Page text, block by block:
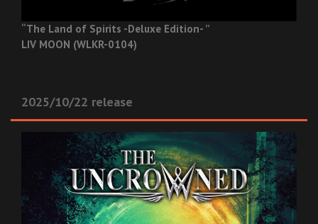
“The Land of Spirits -Deluxe Edition- ”
LIV MOON (WLKR-0104)
2025/10/22 release